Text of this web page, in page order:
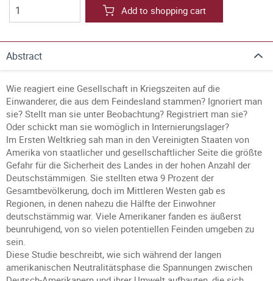
Add to shopping cart
Abstract
Wie reagiert eine Gesellschaft in Kriegszeiten auf die
Einwanderer, die aus dem Feindesland stammen? Ignoriert man
sie? Stellt man sie unter Beobachtung? Registriert man sie?
Oder schickt man sie womöglich in Internierungslager?
Im Ersten Weltkrieg sah man in den Vereinigten Staaten von
Amerika von staatlicher und gesellschaftlicher Seite die größte
Gefahr für die Sicherheit des Landes in der hohen Anzahl der
Deutschstämmigen. Sie stellten etwa 9 Prozent der
Gesamtbevölkerung, doch im Mittleren Westen gab es
Regionen, in denen nahezu die Hälfte der Einwohner
deutschstämmig war. Viele Amerikaner fanden es äußerst
beunruhigend, von so vielen potentiellen Feinden umgeben zu
sein.
Diese Studie beschreibt, wie sich während der langen
amerikanischen Neutralitätsphase die Spannungen zwischen